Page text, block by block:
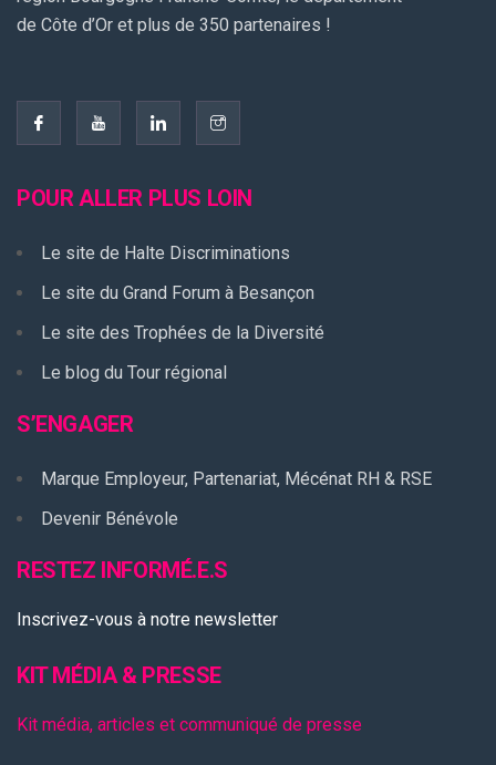
de Côte d’Or et plus de 350 partenaires !
POUR ALLER PLUS LOIN
Le site de Halte Discriminations
Le site du Grand Forum à Besançon
Le site des Trophées de la Diversité
Le blog du Tour régional
S’ENGAGER
Marque Employeur, Partenariat, Mécénat RH & RSE
Devenir Bénévole
RESTEZ INFORMÉ.E.S
Inscrivez-vous à notre newsletter
KIT MÉDIA & PRESSE
Kit média, articles et communiqué de presse